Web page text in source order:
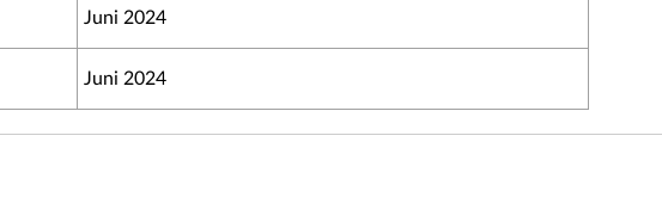
Juni 2024
Juni 2024